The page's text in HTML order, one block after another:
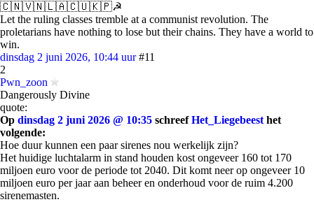
🇨🇳🇻🇳🇱🇦🇨🇺🇰🇵☭
Let the ruling classes tremble at a communist revolution. The
proletarians have nothing to lose but their chains. They have a world to
win.
dinsdag 2 juni 2026, 10:44 uur #11
2
Pwn_zoon
Dangerously Divine
quote:
Op dinsdag 2 juni 2026 @ 10:35 schreefHet_Liegebeest het
volgende:
Hoe duur kunnen een paar sirenes nou werkelijk zijn?
Het huidige luchtalarm in stand houden kost ongeveer 160 tot 170
miljoen euro voor de periode tot 2040. Dit komt neer op ongeveer 10
miljoen euro per jaar aan beheer en onderhoud voor de ruim 4.200
sirenemasten.